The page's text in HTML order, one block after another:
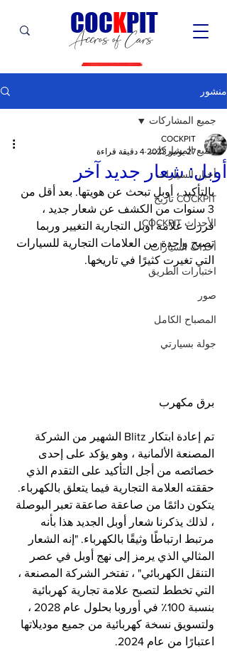
Accros of Cars
COCKPIT
منشور
جميع المشاركات
أخبار السيارات
COCKPIT تاريخ
الأحداث COCKPIT
أحداث السيارات
اختبارات الطريق
صور
المصباح الكامل
جولة بسيارتي
جميع المشاركات
أوبل: شعار جديد آخر
COCKPIT
27 يونيو 2023
4 دقيقة قراءة
بالتأكيد ، أوبل تبحث عن هويتها. بعد أقل من
3 سنوات من الكشف عن شعار جديد ،
قررت علامة أوبل التجارية التغيير وربما
تصبح واحدة من العلامات التجارية للسيارات
التي تغيرت كثيرًا في تاريخها.
برق مكهرب
تم إعادة ابتكار Blitz الشهير من الشركة
المصنعة الألمانية ، وهو يؤكد على إحدى
خصائصه من أجل التأكيد على التقدم الذي
حققته العلامة التجارية فيما يتعلق بالكهرباء.
يتكون دائمًا من صاعقة صاعقة تعبر البوصلة
، لذلك يذكرنا شعار أوبل الجديد هذا بأنه
مرتبط ارتباطًا وثيقًا بالكهرباء. "إنه الشعار
المثالي الذي يرمز إلى نهج أوبل في عصر
التنقل الكهربائي" ، تفتخر الشركة المصنعة ،
التي تخطط لتصبح علامة تجارية كهربائية
بنسبة 100٪ في أوروبا بحلول عام 2028 ،
ولتسويق نسخة كهربائية من جميع موديلاتها
اعتبارًا من عام 2024.